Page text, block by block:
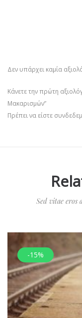
Δεν υπάρχει καμία
Κάνετε την πρώτη
Μακαρισμών”
Πρέπει να είστε
Sed vitae eros
-15%